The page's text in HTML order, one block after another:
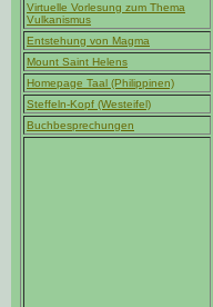
Virtuelle Vorlesung zum Thema
Vulkanismus
Entstehung von Magma
Mount Saint Helens
Homepage Taal (Philippinen)
Steffeln-Kopf (Westeifel)
Buchbesprechungen